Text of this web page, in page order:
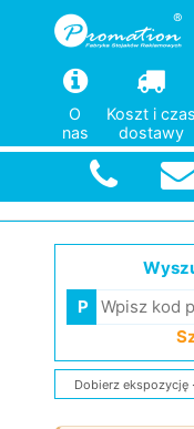
O
nas
Koszt i czas
dostawy
Dobierz ekspozycję